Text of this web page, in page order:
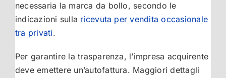
necessaria la marca da bollo, secondo le
indicazioni sulla ricevuta per vendita occasionale
tra privati.
Per garantire la trasparenza, l’impresa acquirente
deve emettere un’autofattura. Maggiori dettagli